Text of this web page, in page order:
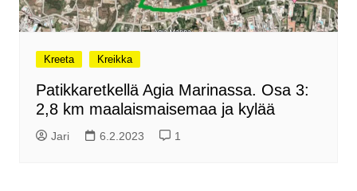
Kreeta Kreikka
Patikkaretkellä Agia Marinassa. Osa 3:
2,8 km maalaismaisemaa ja kylää
Jari 6.2.2023 1